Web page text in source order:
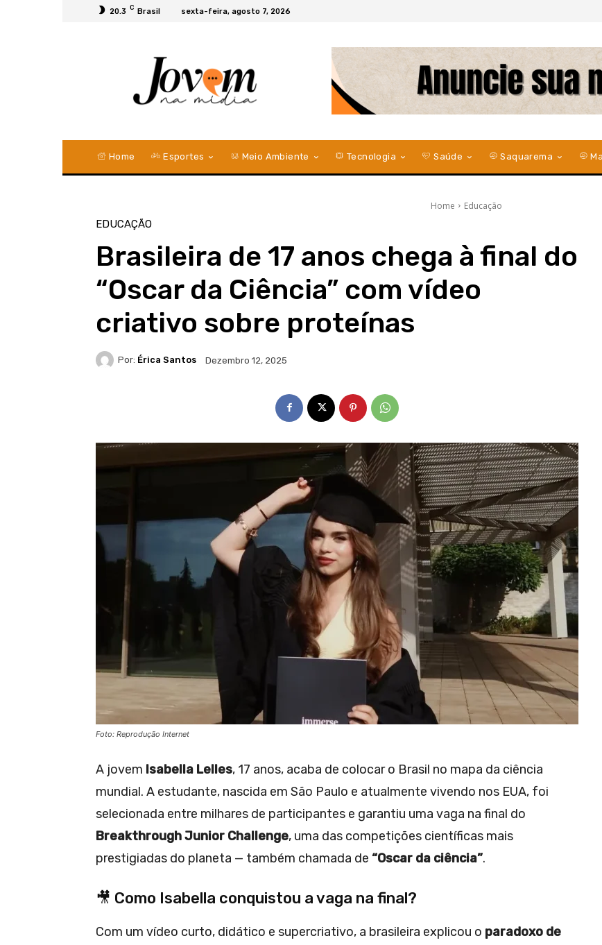
20.3 C Brasil sexta-feira, agosto 7, 2026
Home Esportes Meio Ambiente Tecnologia Saúde Saquarema
Home Educação
EDUCAÇÃO
Brasileira de 17 anos chega à final do
“Oscar da Ciência” com vídeo
criativo sobre proteínas
Por: Érica Santos Dezembro 12, 2025
Foto: Reprodução Internet
A jovem Isabella Lelles, 17 anos, acaba de colocar o Brasil no mapa da ciência
mundial. A estudante, nascida em São Paulo e atualmente vivendo nos EUA, foi
selecionada entre milhares de participantes e garantiu uma vaga na final do
Breakthrough Junior Challenge, uma das competições científicas mais
prestigiadas do planeta — também chamada de “Oscar da ciência”.
🎥 Como Isabella conquistou a vaga na final?
Com um vídeo curto, didático e supercriativo, a brasileira explicou o paradoxo de